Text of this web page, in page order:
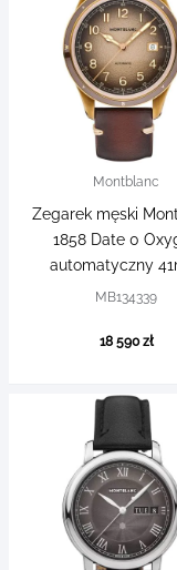
Montblanc
Zegarek męski
1858 Date 0
automatyczny
MB134339
18 590 zł